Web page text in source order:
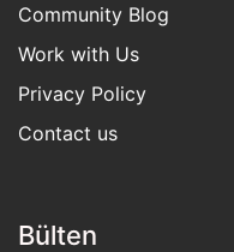
Community Blog
Work with Us
Privacy Policy
Contact us
Bülten​